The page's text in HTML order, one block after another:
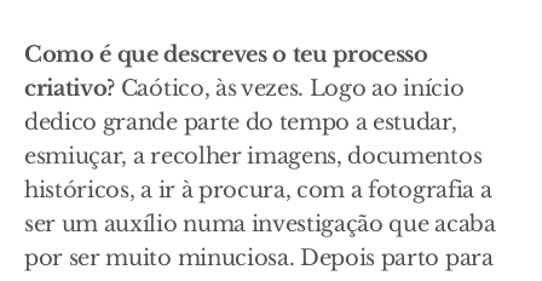
Como é que descreves o teu processo
criativo? Caótico, às vezes. Logo ao início
dedico grande parte do tempo a estudar,
esmiuçar, a recolher imagens, documentos
históricos, a ir à procura, com a fotografia a
ser um auxílio numa investigação que acaba
por ser muito minuciosa. Depois parto para